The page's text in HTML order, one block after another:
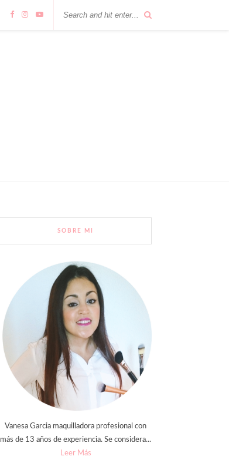
SOBRE MI
Vanesa Garcia maquilladora profesional con
más de 13 años de experiencia. Se considera...
Leer Más